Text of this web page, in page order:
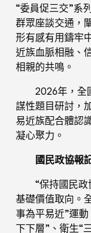
“委員促三交”系
群眾座談交通，
形有感有用鑄牢
近族血脈相融、
相親的共鳴。
2026年，全
謀性題目研討，
易近族配合體認
凝心聚力。
國民政協報
“保持國民
基礎價值取向。
事為平易近”運
下下層”、衛生“